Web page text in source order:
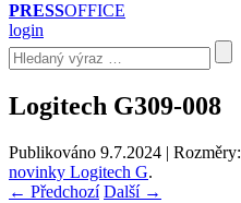
PRESSOFFICE
login
Logitech G309-008
Publikováno 9.7.2024 | Rozměry:
novinky Logitech G.
← Předchozí Další →